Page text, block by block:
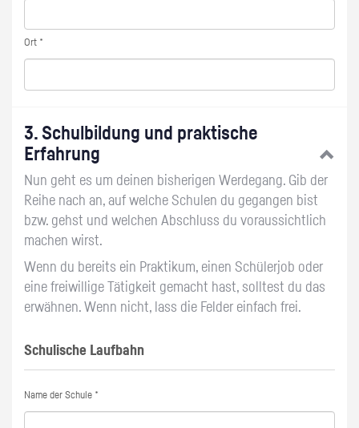
Ort *
3. Schulbildung und praktische
Erfahrung
Nun geht es um deinen bisherigen Werdegang. Gib der
Reihe nach an, auf welche Schulen du gegangen bist
bzw. gehst und welchen Abschluss du voraussichtlich
machen wirst.
Wenn du bereits ein Praktikum, einen Schülerjob oder
eine freiwillige Tätigkeit gemacht hast, solltest du das
erwähnen. Wenn nicht, lass die Felder einfach frei.
Schulische Laufbahn
Name der Schule *